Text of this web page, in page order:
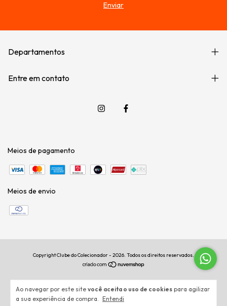
Ao navegar por este site você aceita o uso de cookies para agilizar
a sua experiência de compra. Entendi
Departamentos
Entre em contato
Meios de pagamento
Meios de envio
Copyright Clube do Colecionador - 2026. Todos os direitos reservados.